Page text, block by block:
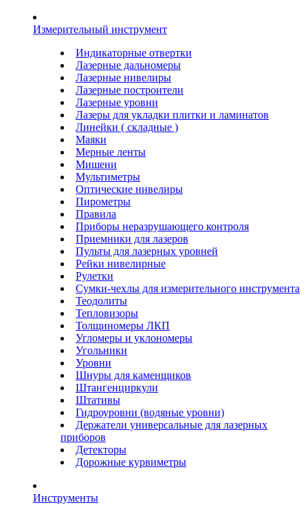
Измерительный инструмент
Индикаторные отвертки
Лазерные дальномеры
Лазерные нивелиры
Лазерные построители
Лазерные уровни
Лазеры для укладки плитки и ламинатов
Линейки ( складные )
Маяки
Мерные ленты
Мишени
Мультиметры
Оптические нивелиры
Пирометры
Правила
Приборы неразрушающего контроля
Приемники для лазеров
Пульты для лазерных уровней
Рейки нивелирные
Рулетки
Сумки-чехлы для измерительного инструмента
Теодолиты
Тепловизоры
Толщиномеры ЛКП
Угломеры и уклономеры
Угольники
Уровни
Шнуры для каменщиков
Штангенциркули
Штативы
Гидроуровни (водяные уровни)
Держатели универсальные для лазерных
приборов
Детекторы
Дорожные курвиметры
Инструменты